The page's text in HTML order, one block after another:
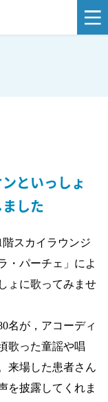
といっしょ
した
階スカイラウンジ
・パーチェ」によ
ょに歌ってみませ
名が，アコーディ
歌った童謡や唱
来場した患者さん
を披露してくれま